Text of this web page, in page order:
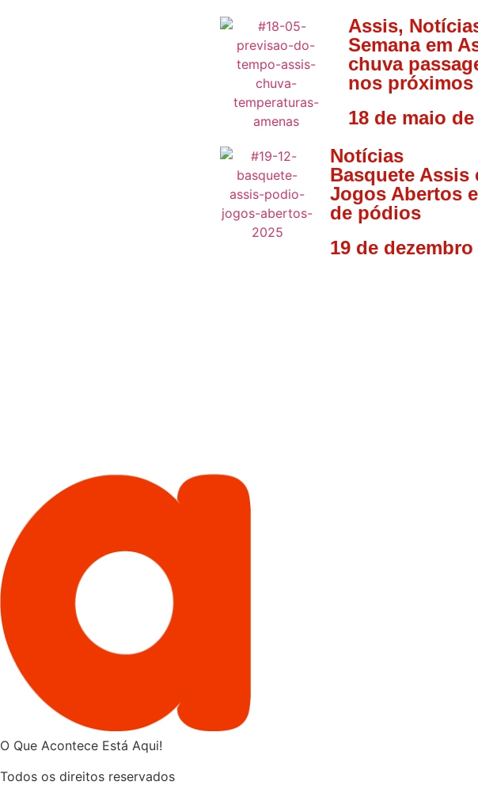
Assis,
Semana em
chuva
nos próximos
18 de maio de
Notícias
Basquete
Jogos Abertos
de pódios
19 de dezembro
O Que Acontece Está Aqui!
Todos os direitos reservados